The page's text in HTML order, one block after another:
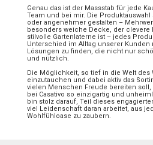
Genau das ist der Massstab für jede
Team und bei mir. Die
oder angenehmer gestalten –
besonders weiche Decke, der
stilvolle Gartenlaterne ist – jedes
Unterschied im Alltag unserer Kunden
Lösungen zu finden, die nicht nur
und nützlich.
Die Möglichkeit, so tief in die Welt des
einzutauchen und dabei aktiv das
vielen Menschen Freude bereiten soll,
bei Casativo so einzigartig und
bin stolz darauf, Teil dieses
viel Leidenschaft daran arbeitet, aus
Wohlfühloase zu zaubern.